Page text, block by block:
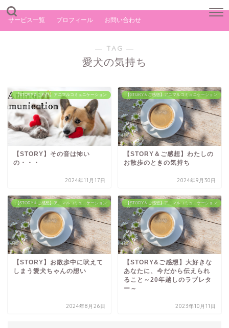
サービス一覧 プロフィール お問い合わせ
― TAG ―
愛犬の気持ち
【STORY＆ご感想】アニマルコミュニケーション
【STORY】その音は怖い
の・・・
2024年11月17日
【STORY＆ご感想】アニマルコミュニケーション
【STORY＆ご感想】わたしの
お散歩のときの気持ち
2024年9月30日
【STORY＆ご感想】アニマルコミュニケーション
【STORY】お散歩中に吠えて
しまう愛犬ちゃんの想い
2024年8月26日
【STORY＆ご感想】アニマルコミュニケーション
【STORY&ご感想】大好きな
あなたに、今だから伝えられ
ること～20年越しのラブレタ
ー～
2023年10月11日